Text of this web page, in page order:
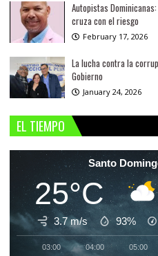
Autopistas
cruza con el riesgo
February 17, 2026
La lucha contra la
Gobierno
January 24, 2026
EL TIEMPO
Santo
25°C
3.7 m/s 93%
03:00 04:00 05:00